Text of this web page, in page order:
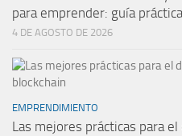
para emprender: guía
4 DE AGOSTO DE 2026
EMPRENDIMIENTO
Las mejores prácticas para